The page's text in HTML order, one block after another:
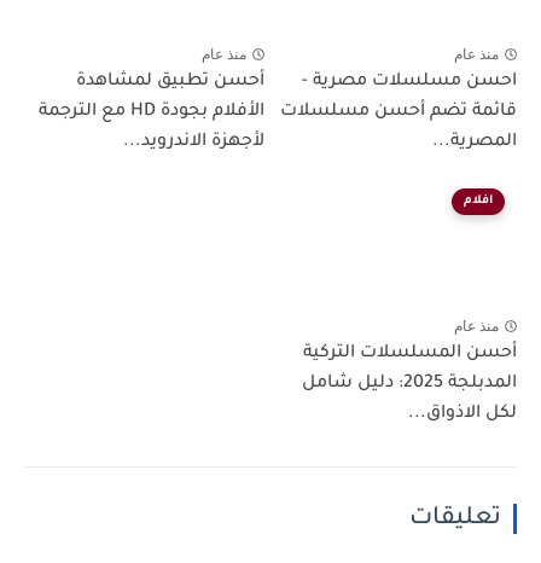
منذ عام
احسن مسلسلات مصرية -
قائمة تضم أحسن مسلسلات
المصرية...
منذ عام
أحسن تطبيق لمشاهدة
الأفلام بجودة HD مع الترجمة
لأجهزة الاندرويد...
افلام
منذ عام
أحسن المسلسلات التركية
المدبلجة 2025: دليل شامل
لكل الاذواق...
تعليقات